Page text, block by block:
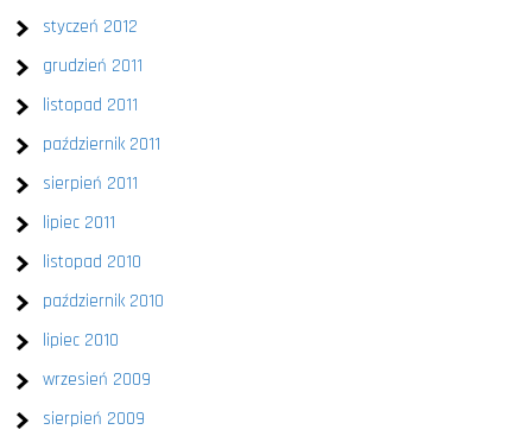
styczeń 2012
grudzień 2011
listopad 2011
październik 2011
sierpień 2011
lipiec 2011
listopad 2010
październik 2010
lipiec 2010
wrzesień 2009
sierpień 2009